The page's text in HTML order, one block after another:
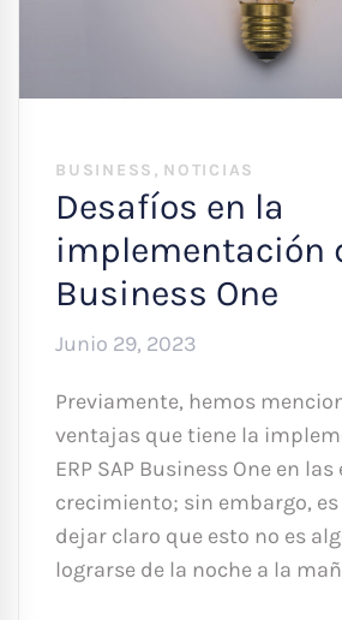
BUSINESS , NOTICIAS
Desafíos en la
implementación
Business One
Junio 29, 2023
Previamente, hemos
ventajas que tiene la
ERP SAP Business One en
crecimiento; sin embargo,
dejar claro que esto no es
lograrse de la noche a la